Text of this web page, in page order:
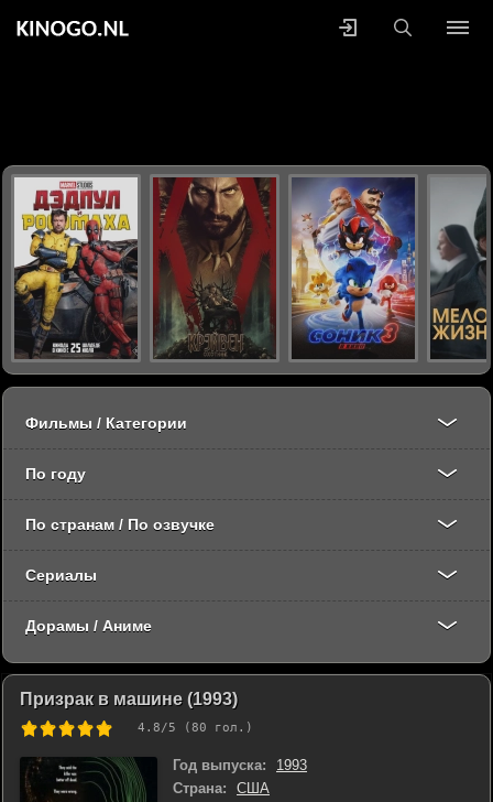
Призрак в машине (1993)
4.8/5 (80 гол.)
Год выпуска:
1993
Страна:
США
Фильмы / Категории
По году
По странам / По озвучке
Сериалы
Дорамы / Аниме